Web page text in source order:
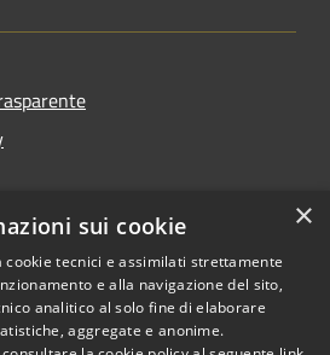
Copyright © 2026 • Comune di
×
sui cookie
cookie tecnici e assimilati strettamente
e alla navigazione del sito,
analitico al solo fine di elaborare
aggregate e anonime.